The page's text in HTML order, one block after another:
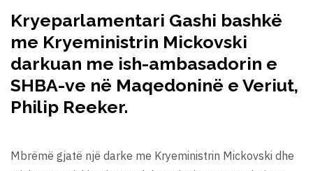
Kryeparlamentari Gashi bashkë
me Kryeministrin Mickovski
darkuan me ish-ambasadorin e
SHBA-ve në Maqedoninë e Veriut,
Philip Reeker.
Mbrëmë gjatë një darke me Kryeministrin Mickovski dhe